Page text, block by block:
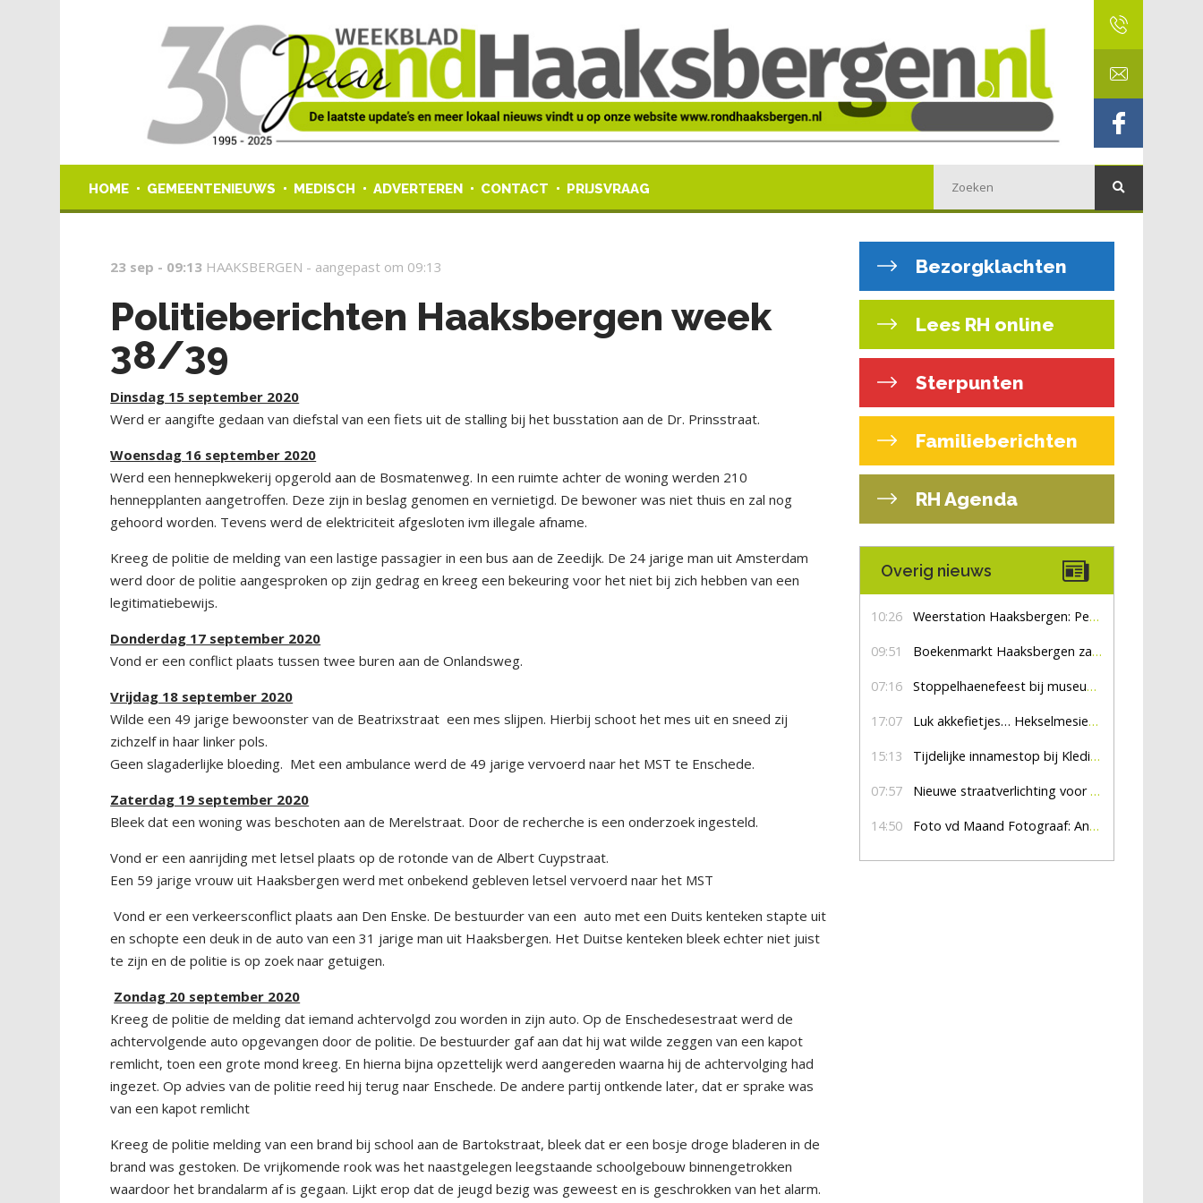
HOME GEMEENTENIEUWS MEDISCH ADVERTEREN CONTACT PRIJSVRAAG
23 sep - 09:13 HAAKSBERGEN - aangepast om 09:13
Politieberichten Haaksbergen week
38/39
Dinsdag 15 september 2020
Werd er aangifte gedaan van diefstal van een fiets uit de stalling bij het busstation aan de Dr. Prinsstraat.
Woensdag 16 september 2020
Werd een hennepkwekerij opgerold aan de Bosmatenweg. In een ruimte achter de woning werden 210
hennepplanten aangetroffen. Deze zijn in beslag genomen en vernietigd. De bewoner was niet thuis en zal nog
gehoord worden. Tevens werd de elektriciteit afgesloten ivm illegale afname.
Kreeg de politie de melding van een lastige passagier in een bus aan de Zeedijk. De 24 jarige man uit Amsterdam
werd door de politie aangesproken op zijn gedrag en kreeg een bekeuring voor het niet bij zich hebben van een
legitimatiebewijs.
Donderdag 17 september 2020
Vond er een conflict plaats tussen twee buren aan de Onlandsweg.
Vrijdag 18 september 2020
Wilde een 49 jarige bewoonster van de Beatrixstraat een mes slijpen. Hierbij schoot het mes uit en sneed zij
zichzelf in haar linker pols.
Geen slagaderlijke bloeding. Met een ambulance werd de 49 jarige vervoerd naar het MST te Enschede.
Zaterdag 19 september 2020
Bleek dat een woning was beschoten aan de Merelstraat. Door de recherche is een onderzoek ingesteld.
Vond er een aanrijding met letsel plaats op de rotonde van de Albert Cuypstraat.
Een 59 jarige vrouw uit Haaksbergen werd met onbekend gebleven letsel vervoerd naar het MST
Vond er een verkeersconflict plaats aan Den Enske. De bestuurder van een auto met een Duits kenteken stapte uit
en schopte een deuk in de auto van een 31 jarige man uit Haaksbergen. Het Duitse kenteken bleek echter niet juist
te zijn en de politie is op zoek naar getuigen.
Zondag 20 september 2020
Kreeg de politie de melding dat iemand achtervolgd zou worden in zijn auto. Op de Enschedesestraat werd de
achtervolgende auto opgevangen door de politie. De bestuurder gaf aan dat hij wat wilde zeggen van een kapot
remlicht, toen een grote mond kreeg. En hierna bijna opzettelijk werd aangereden waarna hij de achtervolging had
ingezet. Op advies van de politie reed hij terug naar Enschede. De andere partij ontkende later, dat er sprake was
van een kapot remlicht
Kreeg de politie melding van een brand bij school aan de Bartokstraat, bleek dat er een bosje droge bladeren in de
brand was gestoken. De vrijkomende rook was het naastgelegen leegstaande schoolgebouw binnengetrokken
waardoor het brandalarm af is gegaan. Lijkt erop dat de jeugd bezig was geweest en is geschrokken van het alarm.
Bezorgklachten
Lees RH online
Sterpunten
Familieberichten
RH Agenda
Overig nieuws
10:26 Weerstation Haaksbergen: Perioden met zon en droog
09:51 Boekenmarkt Haaksbergen zaterdag 8 augustus, marktplein Haaksbergen
07:16 Stoppelhaenefeest bij museum De Lebbenbrugge
17:07 Luk akkefietjes… HekselmesienHarry
15:13 Tijdelijke innamestop bij Kledingbank Stefania
07:57 Nieuwe straatverlichting voor De Veldmaat en De Pas
14:50 Foto vd Maand Fotograaf: Anna Jalving